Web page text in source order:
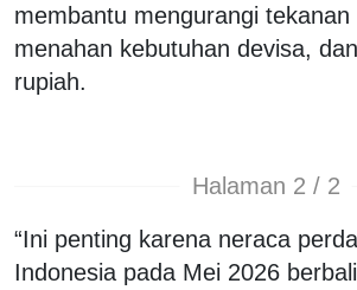
membantu mengurangi tekanan
menahan kebutuhan devisa,
rupiah.
Halaman 2 / 2
“Ini penting karena neraca
Indonesia pada Mei 2026